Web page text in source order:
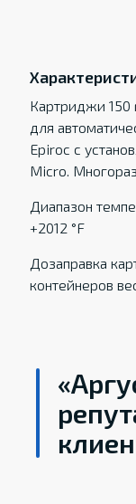
Картриджи 150
для
Epiroc с
Micro.
Диапазон
+2012 °F
Дозаправка
контейнеров